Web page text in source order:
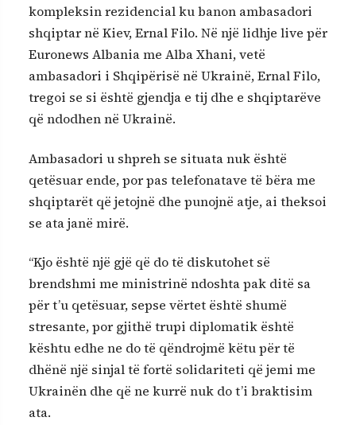
kompleksin rezidencial ku banon ambasadori
shqiptar në Kiev, Ernal Filo. Në një lidhje live për
Euronews Albania me Alba Xhani, vetë
ambasadori i Shqipërisë në Ukrainë, Ernal Filo,
tregoi se si është gjendja e tij dhe e shqiptarëve
që ndodhen në Ukrainë.
Ambasadori u shpreh se situata nuk është
qetësuar ende, por pas telefonatave të bëra me
shqiptarët që jetojnë dhe punojnë atje, ai theksoi
se ata janë mirë.
“Kjo është një gjë që do të diskutohet së
brendshmi me ministrinë ndoshta pak ditë sa
për t’u qetësuar, sepse vërtet është shumë
stresante, por gjithë trupi diplomatik është
kështu edhe ne do të qëndrojmë këtu për të
dhënë një sinjal të fortë solidariteti që jemi me
Ukrainën dhe që ne kurrë nuk do t’i braktisim
ata.